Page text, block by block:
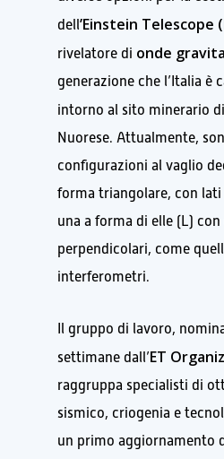
dell’Einstein Telescope
rivelatore di onde
generazione che l’Italia è
intorno al sito minerario di
Nuorese. Attualmente,
configurazioni al vaglio
forma triangolare, con
una a forma di elle (L)
perpendicolari, come
interferometri.
Il gruppo di lavoro,
settimane dall’ET
raggruppa specialisti di
sismico, criogenia e
un primo aggiornamento